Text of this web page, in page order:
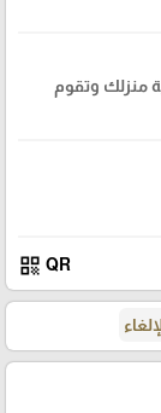
منزلك وتقوم
QR
qr_code